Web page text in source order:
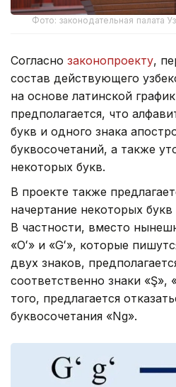
Фото: законодательная палата
Согласно законопроекту,
состав действующего
на основе латинской
предполагается, что
букв и одного знака
буквосочетаний, а также
некоторых букв.
В проекте также
начертание некоторых букв
В частности, вместо
«Oʻ» и «Gʻ», которые
двух знаков,
соответственно знаки «Ş»,
того, предлагается
буквосочетания «Ng».